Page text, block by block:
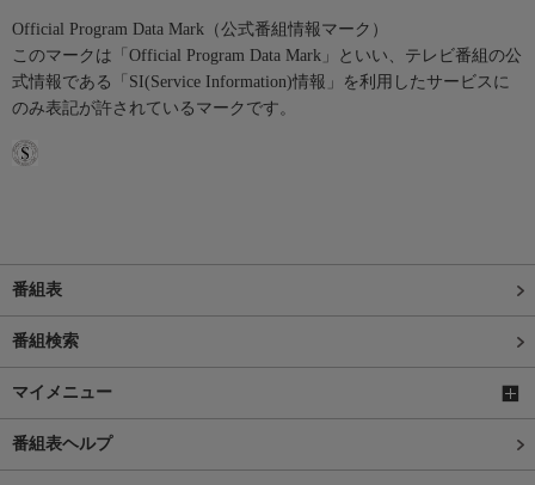
Official Program Data Mark（公式番組情報マーク）
このマークは「Official Program Data Mark」といい、テレビ番組の公
式情報である「SI(Service Information)情報」を利用したサービスに
のみ表記が許されているマークです。
番組表
番組検索
マイメニュー
番組表ヘルプ